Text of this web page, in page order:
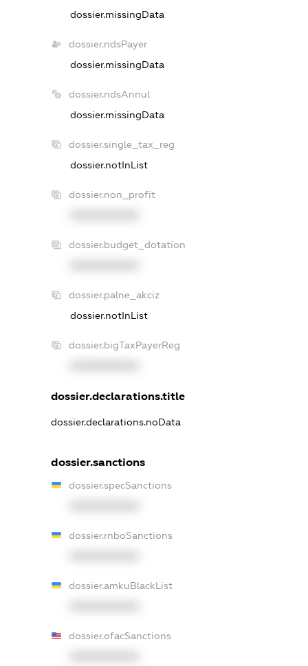
dossier.missingData
dossier.ndsPayer
dossier.missingData
dossier.ndsAnnul
dossier.missingData
dossier.single_tax_reg
dossier.notInList
dossier.non_profit
dossier.budget_dotation
dossier.palne_akciz
dossier.notInList
dossier.bigTaxPayerReg
dossier.declarations.title
dossier.declarations.noData
dossier.sanctions
dossier.specSanctions
dossier.rnboSanctions
dossier.amkuBlackList
dossier.ofacSanctions